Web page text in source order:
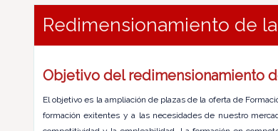
Redimensionamiento de
Objetivo del redimensionamiento
El objetivo es la ampliación de plazas de la oferta de
formación exitentes y a las necesidades de nuestro